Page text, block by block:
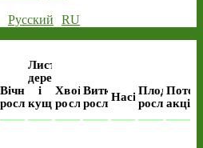
Русский
RU
Вічнозелені
рослини
Листяні
дерева
і
кущі
Хвойні
рослини
Виткі
рослиниНасінняПлодові
рослини
акція